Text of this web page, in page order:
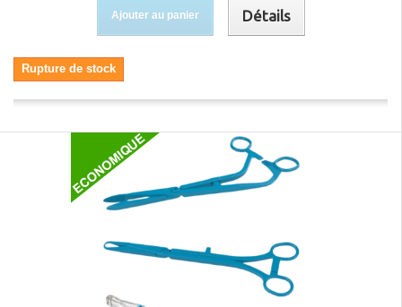
Ajouter au panier Détails
Rupture de stock